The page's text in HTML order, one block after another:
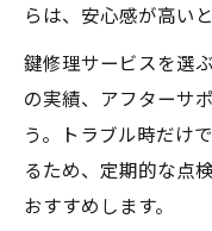
らは、安心感が高い
鍵修理サービスを選
の実績、アフターサ
う。トラブル時だけ
るため、定期的な点
おすすめします。